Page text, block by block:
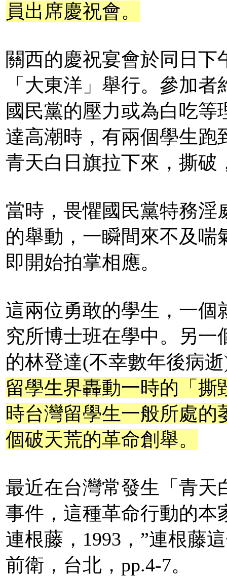
員出席慶祝會。
關西的慶祝宴會於同日
「大東洋」舉行。參加
國民黨的壓力或為白吃
達高潮時，有兩個學生跑
青天白日旗拉下來，撕破
當時，畏懼國民黨特務淫
的舉動，一瞬間來不及喘
即開始拍掌相應。
這兩位勇敢的學生，一個
究所博士班在學中。另
的林登達(不幸數年後病
留學生界轟動一時的「
時台灣留學生一般所處的
個破天荒的革命創舉。
最近在台灣常發生「青天
事件，這種革命行動的本
連根藤，1993，”連根藤
前衛，台北，pp.4-7。